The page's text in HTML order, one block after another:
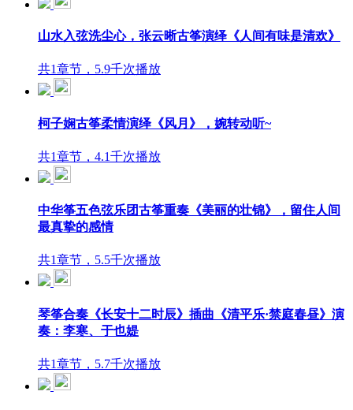
山水入弦洗尘心，张云晰古筝演绎《人间有味是清欢》
共1章节，5.9千次播放
柯子娴古筝柔情演绎《风月》，婉转动听~
共1章节，4.1千次播放
中华筝五色弦乐团古筝重奏《美丽的壮锦》，留住人间
最真挚的感情
共1章节，5.5千次播放
琴筝合奏《长安十二时辰》插曲《清平乐·禁庭春昼》演
奏：李寒、于也媞
共1章节，5.7千次播放